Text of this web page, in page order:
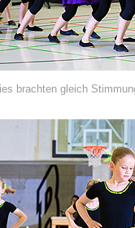
brachten gleich